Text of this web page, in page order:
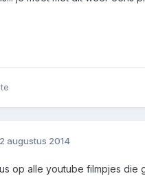
augustus 2014
op alle youtube filmpjes